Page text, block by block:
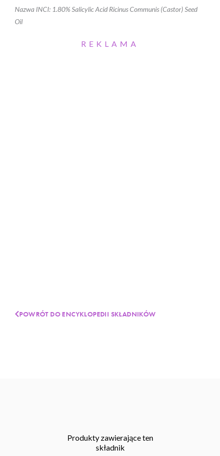
Nazwa INCI: 1.80% Salicylic Acid Ricinus Communis (Castor) Seed
Oil
REKLAMA
POWRÓT DO ENCYKLOPEDII SKŁADNIKÓW
Produkty zawierające ten
składnik